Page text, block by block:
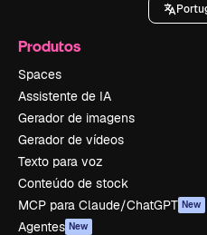
Produtos
Spaces
Assistente de IA
Gerador de imagens
Gerador de vídeos
Texto para voz
Conteúdo de stock
MCP para Claude/ChatGPT New
Agentes New